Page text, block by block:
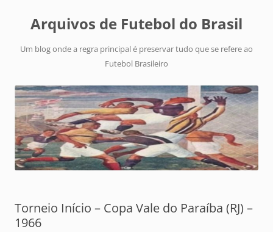
Arquivos de Futebol do Brasil
Um blog onde a regra principal é preservar tudo que se refere ao
Futebol Brasileiro
Torneio Início – Copa Vale do Paraíba (RJ) –
1966